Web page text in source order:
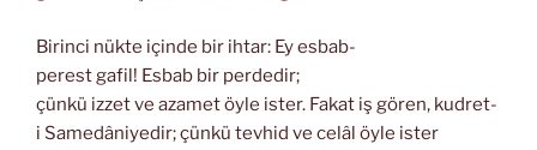
Birinci nükte içinde bir ihtar: Ey esbab-
perest gafil! Esbab bir perdedir;
çünkü izzet ve azamet öyle ister. Fakat iş gören, kudret-
i Samedâniyedir; çünkü tevhid ve celâl öyle ister